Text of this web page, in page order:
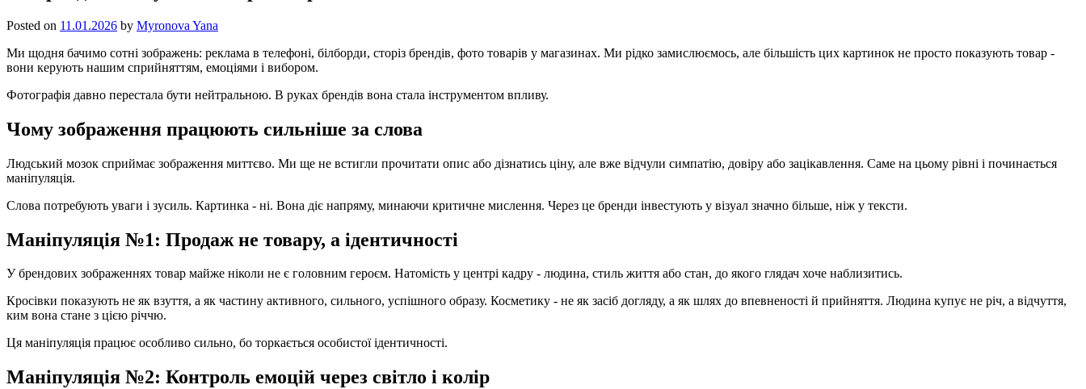
Posted on 11.01.2026 by Myronova Yana
Ми щодня бачимо сотні зображень: реклама в телефоні, білборди, сторіз брендів, фото товарів у магазинах. Ми рідко замислюємось, але більшість цих картинок не просто показують товар -
вони керують нашим сприйняттям, емоціями і вибором.
Фотографія давно перестала бути нейтральною. В руках брендів вона стала інструментом впливу.
Чому зображення працюють сильніше за слова
Людський мозок сприймає зображення миттєво. Ми ще не встигли прочитати опис або дізнатись ціну, але вже відчули симпатію, довіру або зацікавлення. Саме на цьому рівні і починається
маніпуляція.
Слова потребують уваги і зусиль. Картинка - ні. Вона діє напряму, минаючи критичне мислення. Через це бренди інвестують у візуал значно більше, ніж у тексти.
Маніпуляція №1: Продаж не товару, а ідентичності
У брендових зображеннях товар майже ніколи не є головним героєм. Натомість у центрі кадру - людина, стиль життя або стан, до якого глядач хоче наблизитись.
Кросівки показують не як взуття, а як частину активного, сильного, успішного образу. Косметику - не як засіб догляду, а як шлях до впевненості й прийняття. Людина купує не річ, а відчуття,
ким вона стане з цією річчю.
Ця маніпуляція працює особливо сильно, бо торкається особистої ідентичності.
Маніпуляція №2: Контроль емоцій через світло і колір